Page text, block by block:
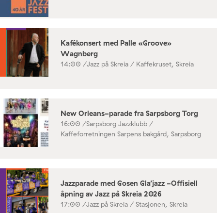
Kafékonsert med Palle «Groove»
Wagnberg
14:00 /Jazz på Skreia / Kaffekruset, Skreia
New Orleans-parade fra Sarpsborg Torg
16:00 /Sarpsborg Jazzklubb /
Kaffeforretningen Sarpens bakgård, Sarpsborg
Jazzparade med Gosen Gla’jazz -Offisiell
åpning av Jazz på Skreia 2026
17:00 /Jazz på Skreia / Stasjonen, Skreia